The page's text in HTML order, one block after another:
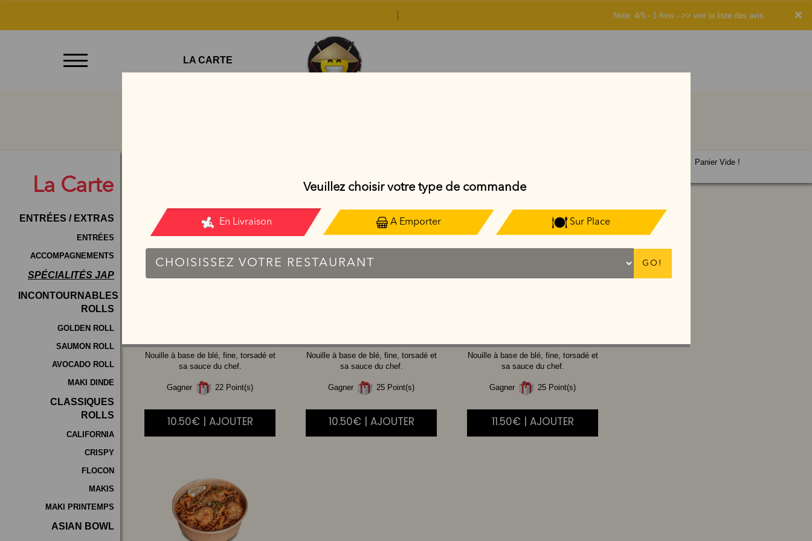
×
Note: 4/5 - 1 Avis - >> voir la liste des avis
Emporter
Contact
Mentions
Légales
Programme
De
Fidélité
Vos
Avis
de
LA CARTE
La Carte
ENTRÉES / EXTRAS
ENTRÉES
ACCOMPAGNEMENTS
SPÉCIALITÉS JAP
INCONTOURNABLES
ROLLS
GOLDEN ROLL
SAUMON ROLL
AVOCADO ROLL
MAKI DINDE
CLASSIQUES
ROLLS
CALIFORNIA
CRISPY
FLOCON
MAKIS
MAKI PRINTEMPS
ASIAN BOWL
Nouille à base de blé, fine, torsadé et
sa sauce du chef.
Gagner 22 Point(s)
10.50€ | AJOUTER
Nouille à base de blé, fine, torsadé et
sa sauce du chef.
Gagner 25 Point(s)
10.50€ | AJOUTER
Nouille à base de blé, fine, torsadé et
sa sauce du chef.
Gagner 25 Point(s)
11.50€ | AJOUTER
Panier Vide !